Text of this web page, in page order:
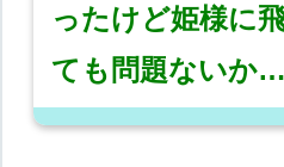
ったけど姫様に
ても問題ないか…